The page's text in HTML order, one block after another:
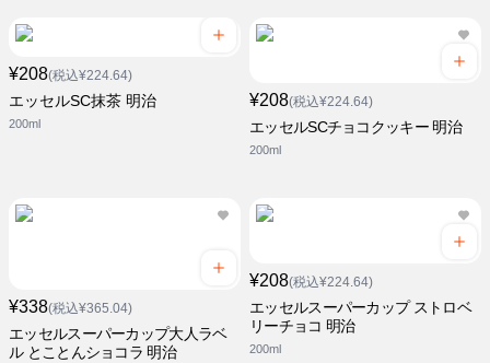
¥208(税込¥224.64)
エッセルSC抹茶 明治
200ml
¥208(税込¥224.64)
エッセルSCチョコクッキー 明治
200ml
¥338(税込¥365.04)
エッセルスーパーカップ大人ラベ
ル とことんショコラ 明治
¥208(税込¥224.64)
エッセルスーパーカップ ストロベ
リーチョコ 明治
200ml